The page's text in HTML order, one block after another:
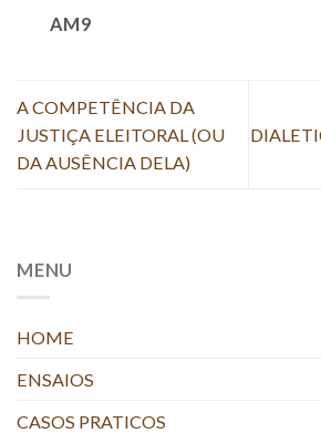
AM9
A COMPETÊNCIA DA
JUSTIÇA ELEITORAL (OU
DA AUSÊNCIA DELA)
MENU
HOME
ENSAIOS
CASOS PRATICOS